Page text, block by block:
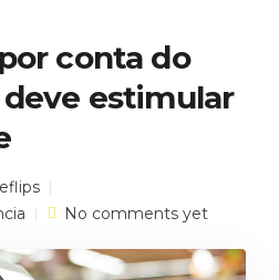
conta do
estimular
eflips
No comments yet